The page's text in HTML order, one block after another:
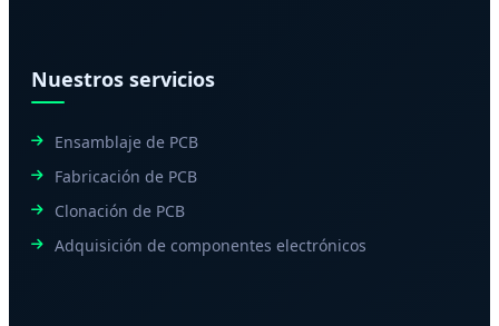
Nuestros servicios
Ensamblaje de PCB
Fabricación de PCB
Clonación de PCB
Adquisición de componentes electrónicos